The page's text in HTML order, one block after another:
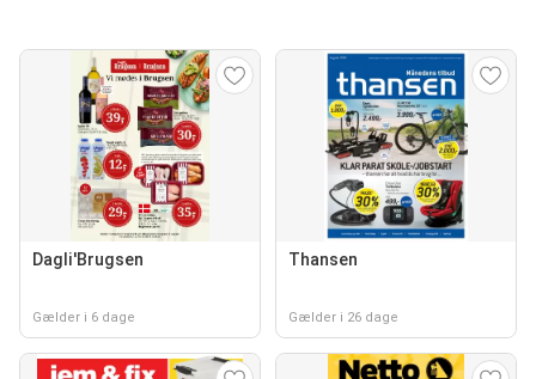
Dagli'Brugsen
Gælder i 6 dage
Thansen
Gælder i 26 dage